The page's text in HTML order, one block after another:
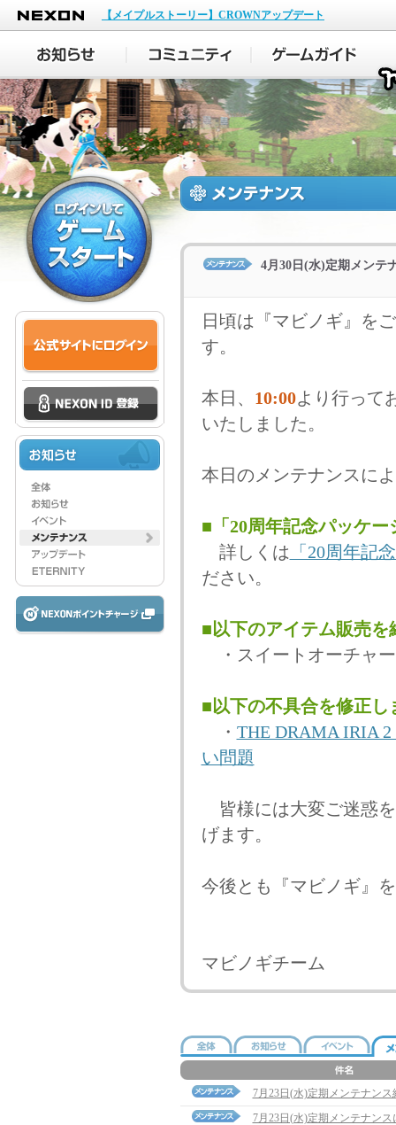
NEXON
【メイプルストーリー】CROWNアップデート
4月30日(水)定期メンテ
日頃は『マビノギ』を
す。
本日、 10:00より行って
いたしました。
本日のメンテナンスに
■「20周年記念パッケ
詳しくは 「20周年記
ださい。
■以下のアイテム販売を
・スイートオーチャ
■以下の不具合を修正し
・ THE DRAMA IRIA
い問題
皆様には大変ご迷惑
げます。
今後とも『マビノギ』
マビノギチーム
7月23日(水)定期メンテナン
7月23日(水)定期メンテナンス